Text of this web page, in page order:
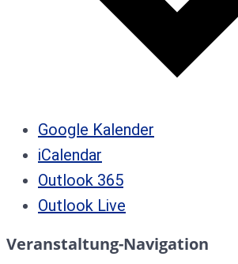
Google Kalender
iCalendar
Outlook 365
Outlook Live
Veranstaltung-Navigation